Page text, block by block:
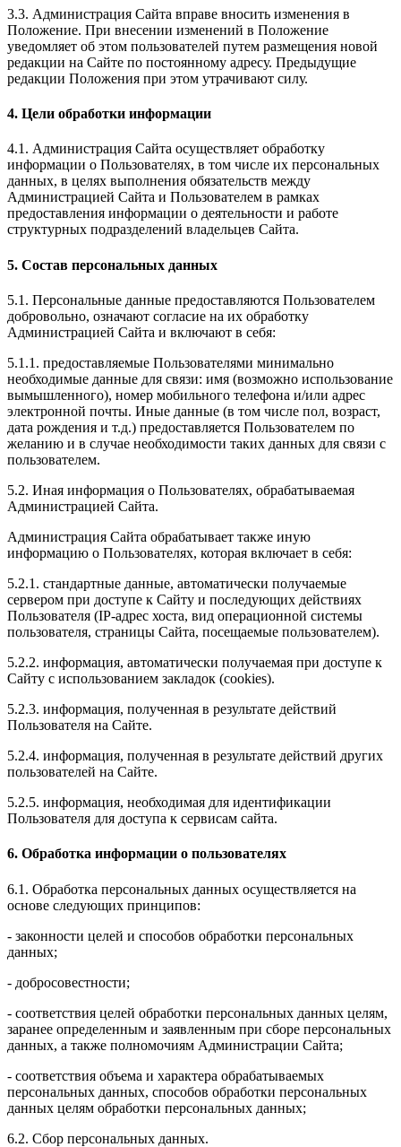
3.3. Администрация Сайта вправе вносить изменения в
Положение. При внесении изменений в Положение
уведомляет об этом пользователей путем размещения новой
редакции на Сайте по постоянному адресу. Предыдущие
редакции Положения при этом утрачивают силу.
4. Цели обработки информации
4.1. Администрация Сайта осуществляет обработку
информации о Пользователях, в том числе их персональных
данных, в целях выполнения обязательств между
Администрацией Сайта и Пользователем в рамках
предоставления информации о деятельности и работе
структурных подразделений владельцев Сайта.
5. Состав персональных данных
5.1. Персональные данные предоставляются Пользователем
добровольно, означают согласие на их обработку
Администрацией Сайта и включают в себя:
5.1.1. предоставляемые Пользователями минимально
необходимые данные для связи: имя (возможно использование
вымышленного), номер мобильного телефона и/или адрес
электронной почты. Иные данные (в том числе пол, возраст,
дата рождения и т.д.) предоставляется Пользователем по
желанию и в случае необходимости таких данных для связи с
пользователем.
5.2. Иная информация о Пользователях, обрабатываемая
Администрацией Сайта.
Администрация Сайта обрабатывает также иную
информацию о Пользователях, которая включает в себя:
5.2.1. стандартные данные, автоматически получаемые
сервером при доступе к Сайту и последующих действиях
Пользователя (IP-адрес хоста, вид операционной системы
пользователя, страницы Сайта, посещаемые пользователем).
5.2.2. информация, автоматически получаемая при доступе к
Сайту с использованием закладок (cookies).
5.2.3. информация, полученная в результате действий
Пользователя на Сайте.
5.2.4. информация, полученная в результате действий других
пользователей на Сайте.
5.2.5. информация, необходимая для идентификации
Пользователя для доступа к сервисам сайта.
6. Обработка информации о пользователях
6.1. Обработка персональных данных осуществляется на
основе следующих принципов:
- законности целей и способов обработки персональных
данных;
- добросовестности;
- соответствия целей обработки персональных данных целям,
заранее определенным и заявленным при сборе персональных
данных, а также полномочиям Администрации Сайта;
- соответствия объема и характера обрабатываемых
персональных данных, способов обработки персональных
данных целям обработки персональных данных;
6.2. Сбор персональных данных.